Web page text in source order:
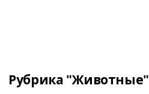
Рубрика "Животные"